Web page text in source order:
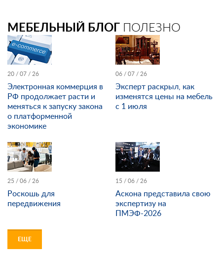
МЕБЕЛЬНЫЙ БЛОГ ПОЛЕЗНО
20 / 07 / 26
Электронная коммерция в
РФ продолжает расти и
меняться к запуску закона
о платформенной
экономике
06 / 07 / 26
Эксперт раскрыл, как
изменятся цены на мебель
с 1 июля
25 / 06 / 26
Роскошь для
передвижения
15 / 06 / 26
Аскона представила свою
экспертизу на
ПМЭФ-2026
ЕЩЕ